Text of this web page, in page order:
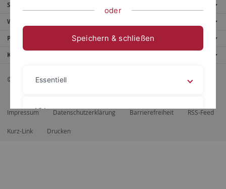
Service
Weitere Angebote
Portale
Kontaktinfo
© 2026 Eberhard Karls Universität Tübingen, Tübingen
Impressum Datenschutzerklärung Barrierefreiheit RSS-Feed
Kurz-Link Drucken
oder
Speichern & schließen
Essentiell
Videos